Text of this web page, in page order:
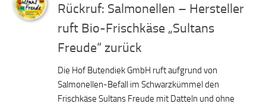
Rückruf: Salmonellen – Hersteller
ruft Bio-Frischkäse „Sultans
Freude“ zurück
Die Hof Butendiek GmbH ruft aufgrund von
Salmonellen-Befall im Schwarzkümmel den
Frischkäse Sultans Freude mit Datteln und ohne